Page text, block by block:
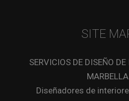
SITE
SERVICIOS DE DISEÑO DE
MARBELLA
Diseñadores de